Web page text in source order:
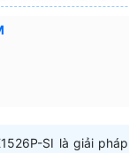
SI là giải